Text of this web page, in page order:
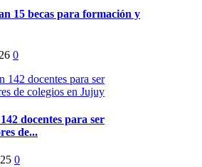
15 becas para formación y
0
docentes para ser
de...
0